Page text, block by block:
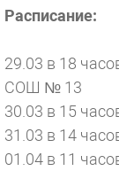
Расписание:
29.03 в 18
СОШ № 13
30.03 в 15
31.03 в 14
01.04 в 11